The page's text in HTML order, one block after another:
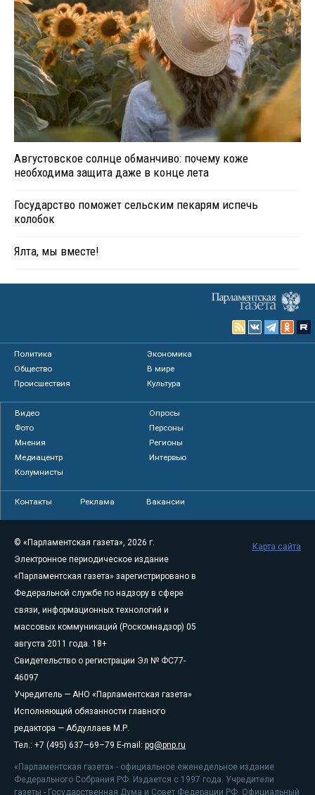
Августовское солнце обманчиво: почему коже
необходима защита даже в конце лета
Государство поможет сельским пекарям испечь
колобок
Ялта, мы вместе!
Политика
Экономика
Общество
В мире
Происшествия
Культура
Видео
Опросы
Фото
Персоны
Мнения
Регионы
Медиацентр
Интервью
Колумнисты
Контакты Реклама Вакансии
© «Парламентская газета», 2026 г.
Электронное периодическое издание
«Парламентская газета» зарегистрировано в
Федеральной службе по надзору в сфере
связи, информационных технологий и
массовых коммуникаций (Роскомнадзор) 05
августа 2011 года. 18+
Свидетельство о регистрации Эл № ФС77-
46097
Учредитель — АНО «Парламентская газета»
Исполняющий обязанности главного
редактора — Абдуллаев М.Р.
Тел.: +7 (495) 637–69–79 E-mail: pg@pnp.ru
«Парламентская газета» - официальное еженедельное издание
Федерального Собрания РФ. Издается с 1997 года. Учредители
газеты - Государственная Дума и Совет Федерации РФ. Официальный
Карта сайта